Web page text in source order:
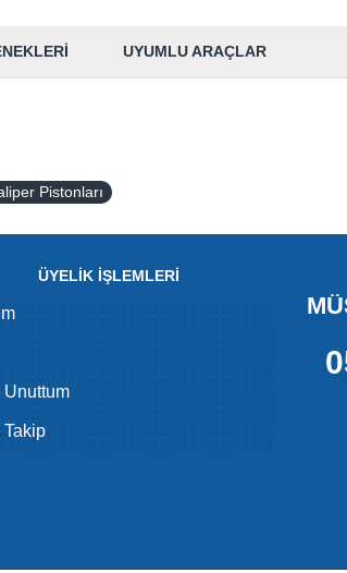
UYUMLU ARAÇLAR
Pistonları
ÜYELİK İŞLEMLERİ
Unuttum
Takip